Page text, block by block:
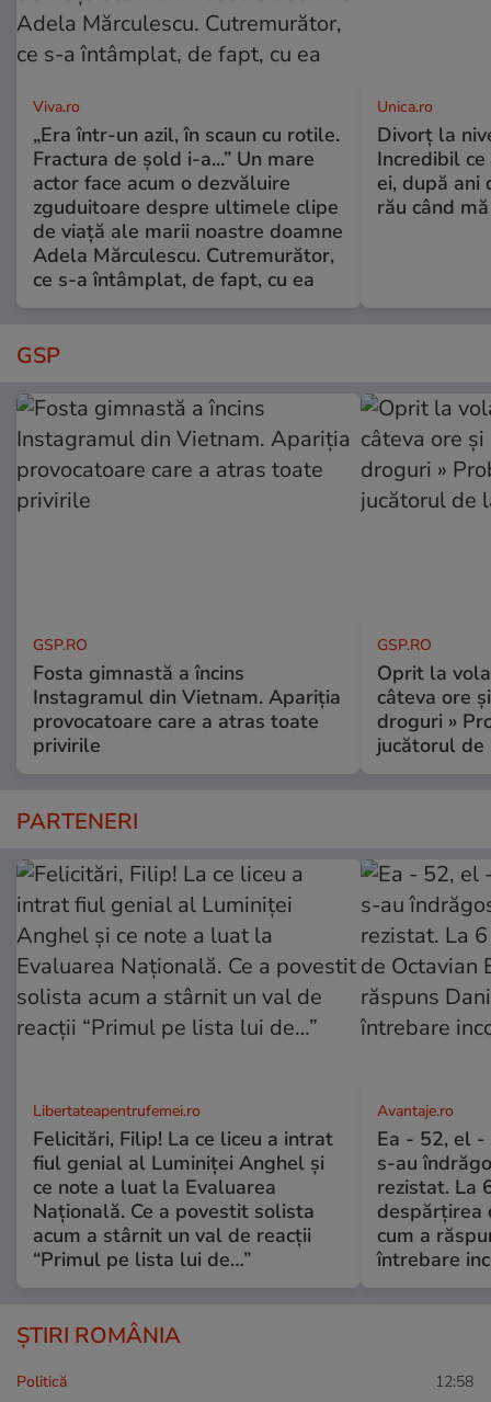
Viva.ro
„Era într-un azil, în scaun cu rotile.
Fractura de șold i-a...” Un mare
actor face acum o dezvăluire
zguduitoare despre ultimele clipe
de viață ale marii noastre doamne
Adela Mărculescu. Cutremurător,
ce s-a întâmplat, de fapt, cu ea
Unica.ro
Divorț la
Incredibil
ei, după ani
rău când
GSP
GSP.RO
Fosta gimnastă a încins
Instagramul din Vietnam. Apariția
provocatoare care a atras toate
privirile
GSP.RO
Oprit la
câteva ore
droguri »
jucătorul
PARTENERI
Libertateapentrufemei.ro
Felicitări, Filip! La ce liceu a intrat
fiul genial al Luminiței Anghel și
ce note a luat la Evaluarea
Națională. Ce a povestit solista
acum a stârnit un val de reacții
“Primul pe lista lui de…”
Avantaje.ro
Ea - 52, el -
s-au
rezistat. La
despărțirea
cum a
întrebare
ȘTIRI ROMÂNIA
Politică 12:58